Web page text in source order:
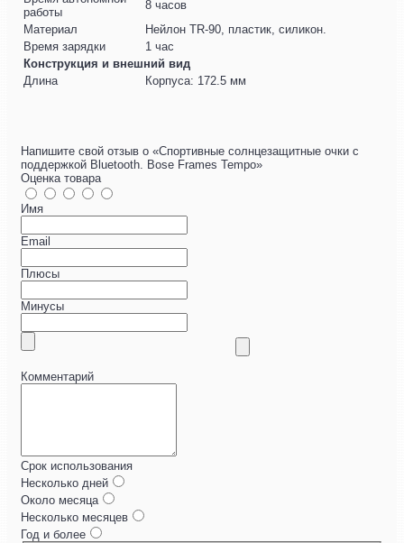
работы
8 часов
Материал
Нейлон TR-90, пластик, силикон.
Время зарядки
1 час
Конструкция и внешний вид
Длина
Корпуса: 172.5 мм
Напишите свой отзыв о «Спортивные солнцезащитные очки с
поддержкой Bluetooth. Bose Frames Tempo»
Оценка товара
Имя
Email
Плюсы
Минусы
Комментарий
Срок использования
Несколько дней
Около месяца
Несколько месяцев
Год и более